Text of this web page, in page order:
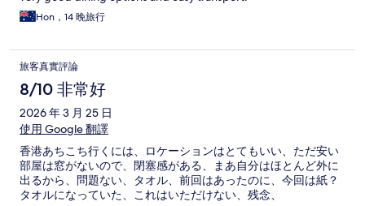
Hon，14 晚旅行
旅客真實評論
8/10 非常好
2026 年 3 月 25 日
使用 Google 翻譯
香港あちこち行くには、ロケーションはとてもいい、ただ安い
部屋は窓がないので、閉塞感がある、まあ自分はほとんど外に
出るから、問題ない、タオル、前回はあったのに、今回は紙？
タオルになっていた、これはいただけない、残念、